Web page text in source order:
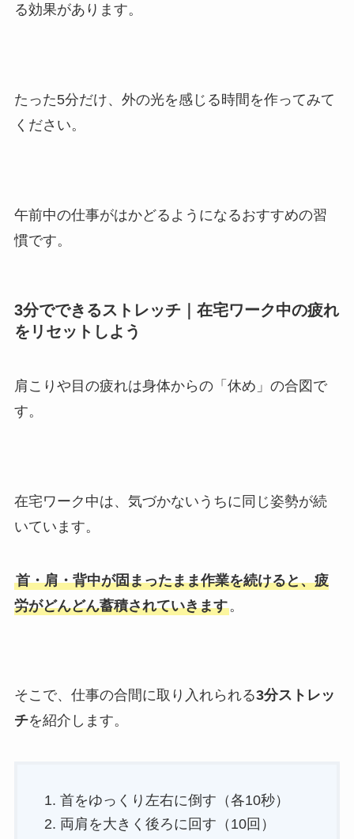
る効果があります。
たった5分だけ、外の光を感じる時間を作ってみて
ください。
午前中の仕事がはかどるようになるおすすめの習
慣です。
3分でできるストレッチ｜在宅ワーク中の疲れ
をリセットしよう
肩こりや目の疲れは身体からの「休め」の合図で
す。
在宅ワーク中は、気づかないうちに同じ姿勢が続
いています。
首・肩・背中が固まったまま作業を続けると、疲
労がどんどん蓄積されていきます。
そこで、仕事の合間に取り入れられる3分ストレッ
チを紹介します。
首をゆっくり左右に倒す（各10秒）
両肩を大きく後ろに回す（10回）